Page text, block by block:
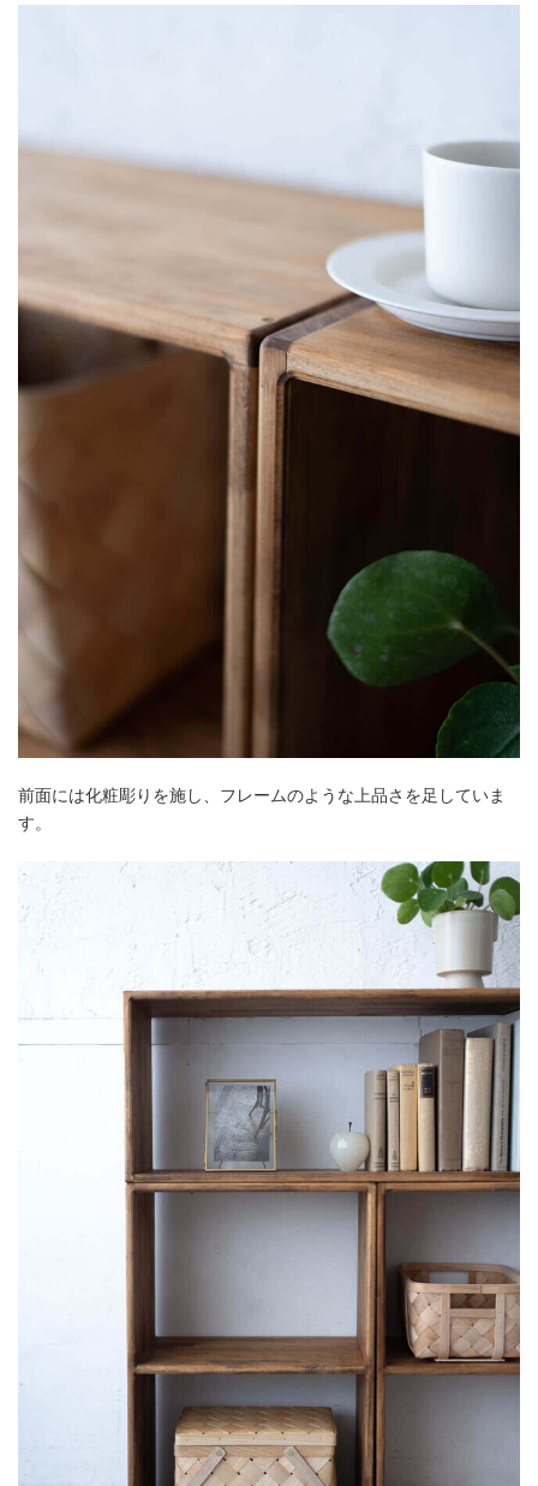
前面には化粧彫りを施し、フレームのような上品さを足していま
す。